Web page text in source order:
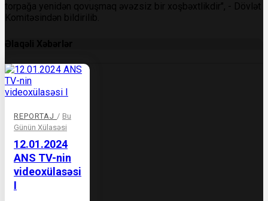
torpağa yenidən qovuşmaq əvəzsiz bir xoşbəxtlikdir", - Dövlət
Komitəsindən bildirilib.
Əlaqəli Xəbərlər
REPORTAJ / Bu
Günün Xülasəsi
12.01.2024
ANS TV-nin
videoxülasəsi
I